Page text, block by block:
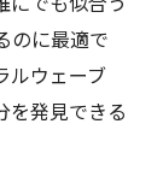
ジの方法
ヘアスタ
のに最適で
ルウェーブ
を発見できる